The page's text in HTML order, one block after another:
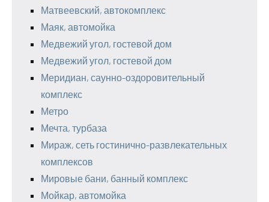
Матвеевский, автокомплекс
Маяк, автомойка
Медвежий угол, гостевой дом
Медвежий угол, гостевой дом
Меридиан, саунно-оздоровительный
комплекс
Метро
Мечта, турбаза
Мираж, сеть гостинично-развлекательных
комплексов
Мировые бани, банный комплекс
Мойкар, автомойка